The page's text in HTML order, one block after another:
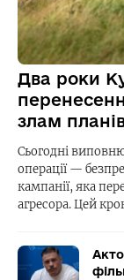
Два роки
злам
Сьогодні
операції —
кампанії, яка
агресора. Цей